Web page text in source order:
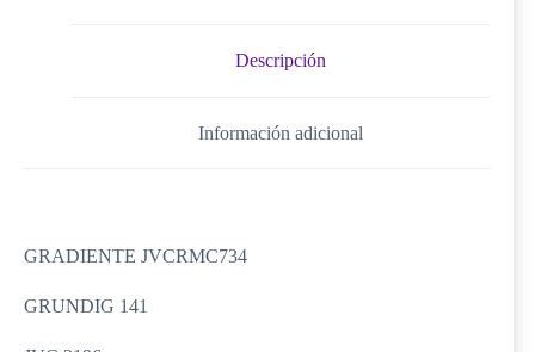
Descripción
Información adicional
GRADIENTE JVCRMC734
GRUNDIG 141